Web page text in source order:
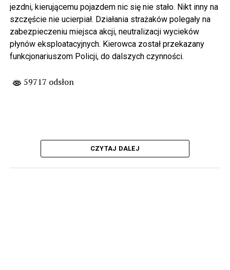
jezdni, kierującemu pojazdem nic się nie stało. Nikt inny na
szczęście nie ucierpiał. Działania strażaków polegały na
zabezpieczeniu miejsca akcji, neutralizacji wycieków
płynów eksploatacyjnych. Kierowca został przekazany
funkcjonariuszom Policji, do dalszych czynności.
59717 odsłon
CZYTAJ DALEJ